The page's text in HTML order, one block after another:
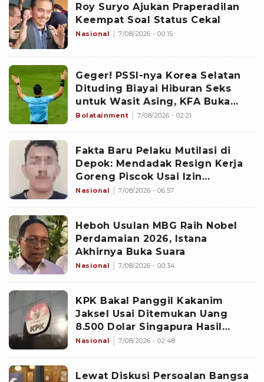
Roy Suryo Ajukan Praperadilan
Keempat Soal Status Cekal
Nasional 7/08/2026 - 00:15
Geger! PSSI-nya Korea Selatan
Dituding Biayai Hiburan Seks
untuk Wasit Asing, KFA Buka
Suara
Bolatainment 7/08/2026 - 02:21
Fakta Baru Pelaku Mutilasi di
Depok: Mendadak Resign Kerja
Goreng Piscok Usai Izin
Interview di Mal
Nasional 7/08/2026 - 06:57
Heboh Usulan MBG Raih Nobel
Perdamaian 2026, Istana
Akhirnya Buka Suara
Nasional 7/08/2026 - 00:34
KPK Bakal Panggil Kakanim
Jaksel Usai Ditemukan Uang
8.500 Dolar Singapura Hasil
Penggeledahan
Nasional 7/08/2026 - 02:48
Lewat Diskusi Persoalan Bangsa